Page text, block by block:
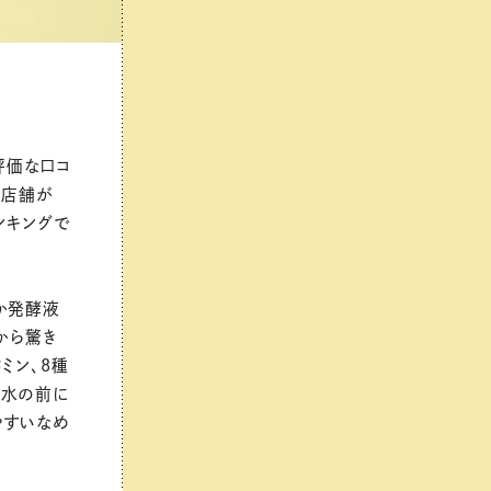
価な口コ
店舗が
キングで
発酵液
ら驚き
ン、8種
の前に
すいなめ